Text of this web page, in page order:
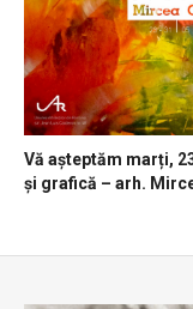
Vă așteptăm marți,
și grafică – arh.